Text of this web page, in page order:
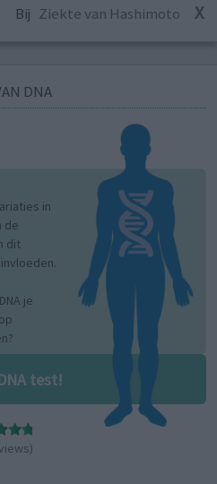
Bij Ziekte van Hashimoto X
DNA
in
de
dit
je
test!